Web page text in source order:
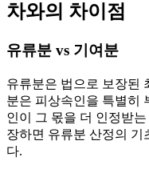
차와의 차이점
유류분 vs 기여분
유류분은 법으로 보장된
분은 피상속인을 특별히
인이 그 몫을 더 인정받
장하면 유류분 산정의 기
다.